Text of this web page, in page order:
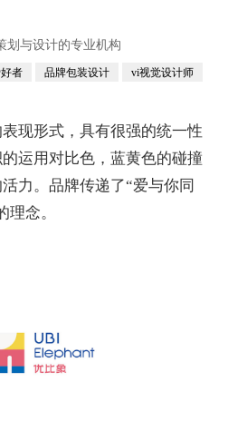
划与设计的专业机构
者 品牌包装设计 vi视觉设计师
现形式，具有很强的统一性
运用对比色，蓝黄色的碰撞
力。品牌传递了“爱与你同
念。